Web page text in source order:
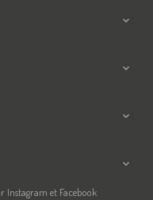




Instagram et Facebook